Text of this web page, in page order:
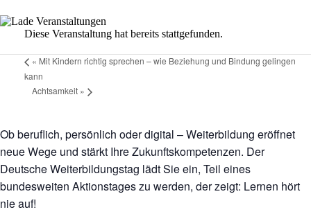
Diese Veranstaltung hat bereits stattgefunden.
« Mit Kindern richtig sprechen – wie Beziehung und Bindung gelingen
kann
Achtsamkeit »
Ob beruflich, persönlich oder digital – Weiterbildung eröffnet
neue Wege und stärkt Ihre Zukunftskompetenzen. Der
Deutsche Weiterbildungstag lädt Sie ein, Teil eines
bundesweiten Aktionstages zu werden, der zeigt: Lernen hört
nie auf!